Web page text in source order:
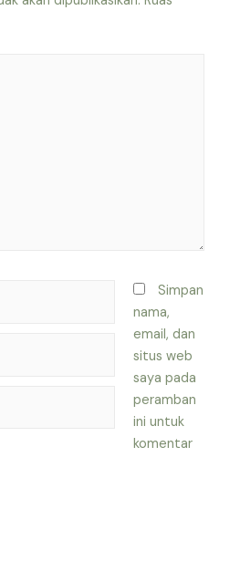
Simpan
nama,
email, dan
situs web
saya pada
peramban
ini untuk
komentar